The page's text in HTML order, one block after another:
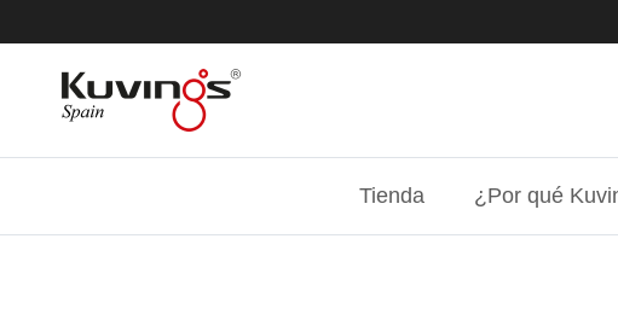
Tienda ¿Por qué